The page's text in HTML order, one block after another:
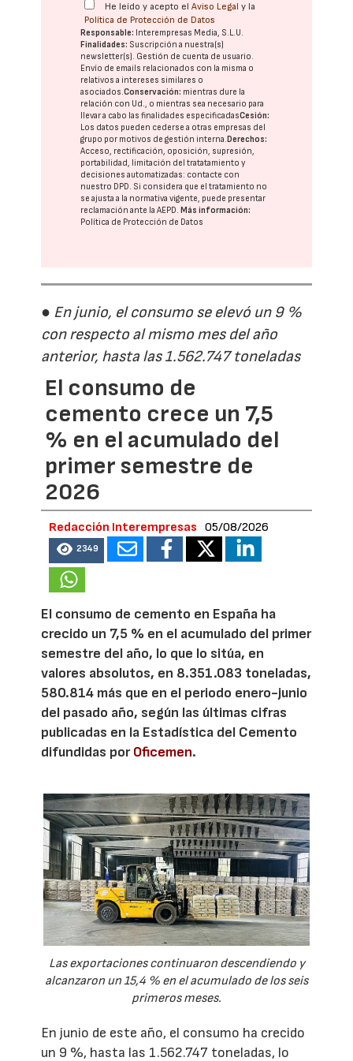
He leído y acepto elAviso Legal y la
Política de Protección de Datos
Responsable: Interempresas Media, S.L.U.
Finalidades: Suscripción a nuestra(s)
newsletter(s). Gestión de cuenta de usuario.
Envío de emails relacionados con la misma o
relativos a intereses similares o
asociados.Conservación: mientras dure la
relación con Ud., o mientras sea necesario para
llevar a cabo las finalidades especificadasCesión:
Los datos pueden cederse a otras empresas del
grupo por motivos de gestión interna. Derechos:
Acceso, rectificación, oposición, supresión,
portabilidad, limitación del tratatamiento y
decisiones automatizadas: contacte con
nuestro DPD. Si considera que el tratamiento no
se ajusta a la normativa vigente, puede presentar
reclamación ante laAEPD. Más información:
Política de Protección de Datos
● En junio, el consumo se elevó un 9 %
con respecto al mismo mes del año
anterior, hasta las 1.562.747 toneladas
El consumo de
cemento crece un 7,5
% en el acumulado del
primer semestre de
2026
Redacción Interempresas 05/08/2026
2349
El consumo de cemento en España ha
crecido un 7,5 % en el acumulado del primer
semestre del año, lo que lo sitúa, en
valores absolutos, en 8.351.083 toneladas,
580.814 más que en el periodo enero-junio
del pasado año, según las últimas cifras
publicadas en la Estadística del Cemento
difundidas porOficemen.
Las exportaciones continuaron descendiendo y
alcanzaron un 15,4 % en el acumulado de los seis
primeros meses.
En junio de este año, el consumo ha crecido
un 9 %, hasta las 1.562.747 toneladas, lo